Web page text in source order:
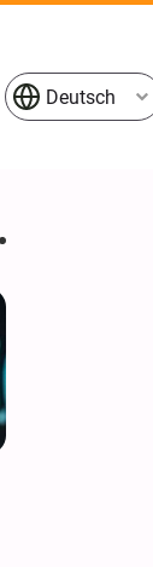
Deutsch